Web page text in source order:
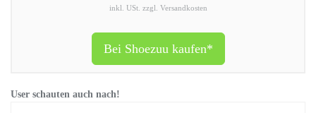
inkl. USt. zzgl. Versandkosten
Bei Shoezuu kaufen*
User schauten auch nach!